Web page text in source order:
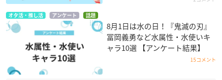
オタ活・推し活 アンケート 話題
8月1日は水の日！『鬼滅の刃』
冨岡義勇など水属性・水使いキ
ャラ10選 【アンケート結果】
15コメント